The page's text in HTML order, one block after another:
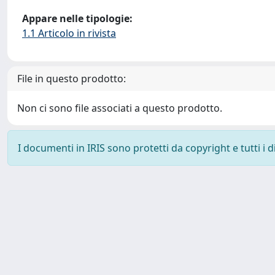
Appare nelle tipologie:
1.1 Articolo in rivista
File in questo prodotto:
Non ci sono file associati a questo prodotto.
I documenti in IRIS sono protetti da copyright e tutti i